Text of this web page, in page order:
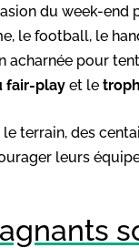
du week-
le football, le
pour
fair-play et le
terrain, des
leurs